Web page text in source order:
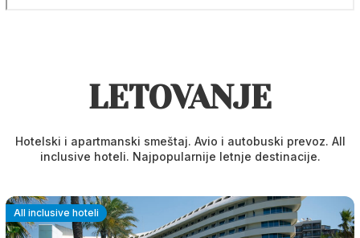
LETOVANJE
Hotelski i apartmanski smeštaj. Avio i autobuski prevoz. All
inclusive hoteli. Najpopularnije letnje destinacije.
All inclusive hoteli